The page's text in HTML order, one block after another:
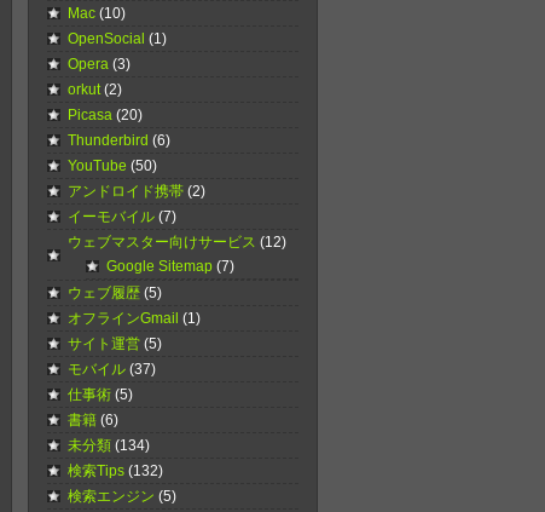
Mac (10)
OpenSocial (1)
Opera (3)
orkut(2)
Picasa (20)
Thunderbird (6)
YouTube (50)
アンドロイド携帯 (2)
イーモバイル (7)
ウェブマスター向けサービス (12)
Google Sitemap (7)
ウェブ履歴 (5)
オフラインGmail (1)
サイト運営 (5)
モバイル (37)
仕事術 (5)
書籍 (6)
未分類 (134)
検索Tips (132)
検索エンジン (5)